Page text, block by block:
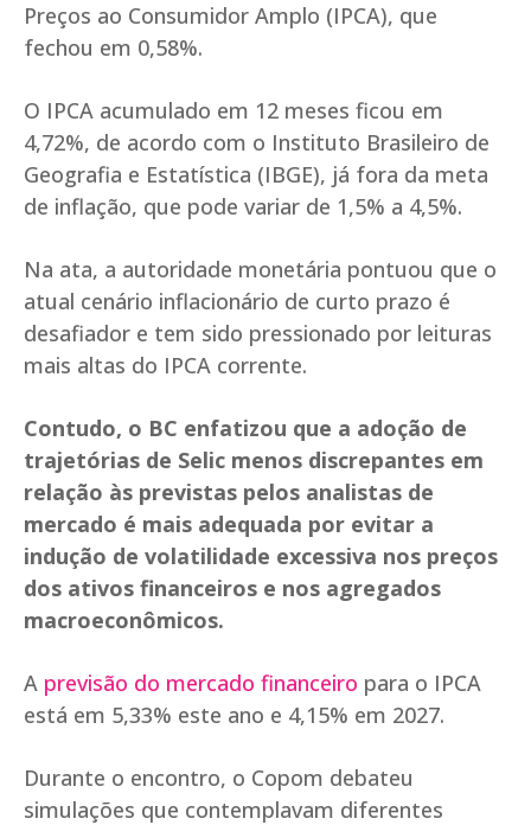
Preços ao Consumidor Amplo (IPCA), que
fechou em 0,58%.
O IPCA acumulado em 12 meses ficou em
4,72%, de acordo com o Instituto Brasileiro de
Geografia e Estatística (IBGE), já fora da meta
de inflação, que pode variar de 1,5% a 4,5%.
Na ata, a autoridade monetária pontuou que o
atual cenário inflacionário de curto prazo é
desafiador e tem sido pressionado por leituras
mais altas do IPCA corrente.
Contudo, o BC enfatizou que a adoção de
trajetórias de Selic menos discrepantes em
relação às previstas pelos analistas de
mercado é mais adequada por evitar a
indução de volatilidade excessiva nos preços
dos ativos financeiros e nos agregados
macroeconômicos.
A previsão do mercado financeiro para o IPCA
está em 5,33% este ano e 4,15% em 2027.
Durante o encontro, o Copom debateu
simulações que contemplavam diferentes